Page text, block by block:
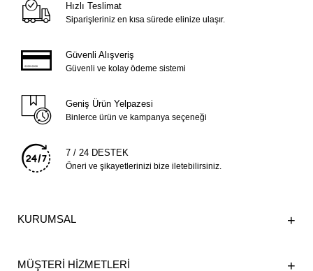
Hızlı Teslimat
Siparişleriniz en kısa sürede elinize ulaşır.
Güvenli Alışveriş
Güvenli ve kolay ödeme sistemi
Geniş Ürün Yelpazesi
Binlerce ürün ve kampanya seçeneği
7 / 24 DESTEK
Öneri ve şikayetlerinizi bize iletebilirsiniz.
KURUMSAL
MÜŞTERİ HİZMETLERİ